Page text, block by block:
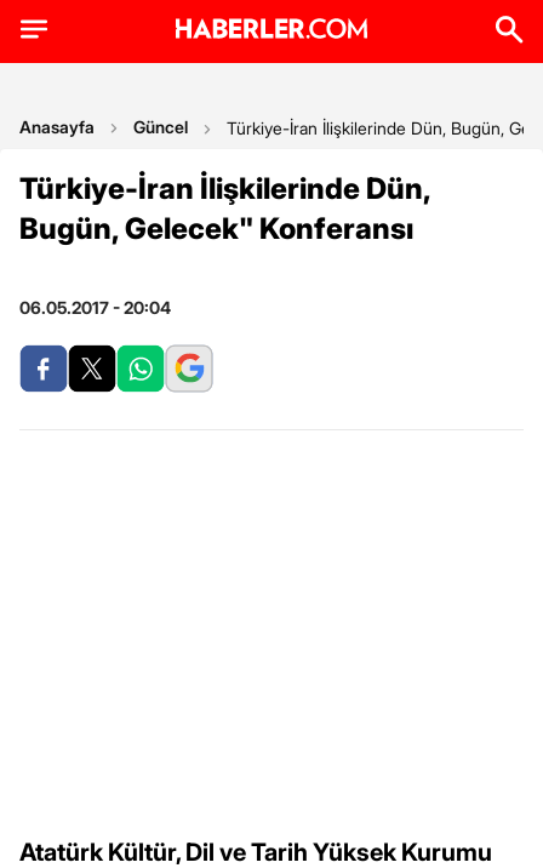
Anasayfa Güncel Türkiye-İran İlişkilerinde Dün, Bugün,
Türkiye-İran İlişkilerinde Dün,
Bugün, Gelecek" Konferansı
06.05.2017 - 20:04
Atatürk Kültür, Dil ve Tarih Yüksek Kurumu